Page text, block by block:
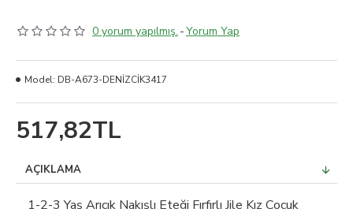
0 yorum yapılmış. -Yorum Yap
517,82TL
Model: DB-A673-DENİZCİK3417
AÇIKLAMA
1-2-3 Yaş Arıcık Nakışlı Eteği Fırfırlı Jile Kız Çocuk